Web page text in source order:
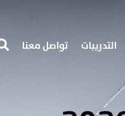
التدريبات تواصل معنا